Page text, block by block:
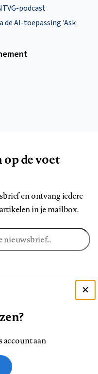
podcast
de AI-toepassing 'Ask
de voet
en ontvang iedere
in je mailbox.
Privacy
account aan